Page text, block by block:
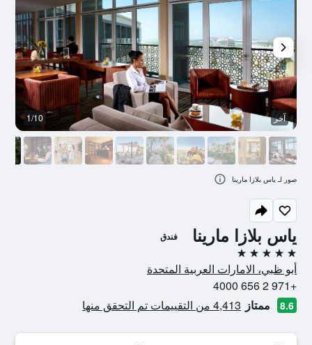
ياس بلازا مارينا فندق
5 نجوم
أبو ظبي، الامارات العربية المتحدة
+971 2 656 4000
8.6 ممتاز 4,413 من التقييمات تم التحقق منها
آخر 1/10
صور لـ ياس بلازا مارينا